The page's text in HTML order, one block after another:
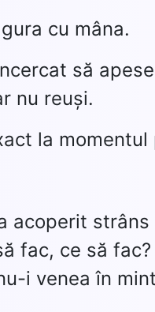
cu mâna.
să
nu reuși.
la
acoperit
fac, ce să
i venea în